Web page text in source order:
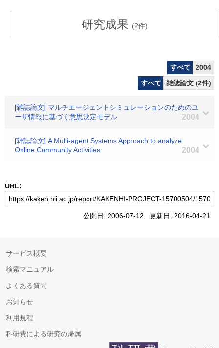
研究成果 (2件)
すべて
2004
すべて
雑誌論文 (2件)
[雑誌論文] マルチエージェントシミュレーションのためのユ
ーザ情報に基づく意思決定モデル
2004
[雑誌論文] A Multi-agent Systems Approach to analyze
Online Community Activities
2004
URL:
公開日: 2006-07-12 更新日: 2016-04-21
サービス概要
検索マニュアル
よくある質問
お知らせ
利用規程
科研費による研究の帰属